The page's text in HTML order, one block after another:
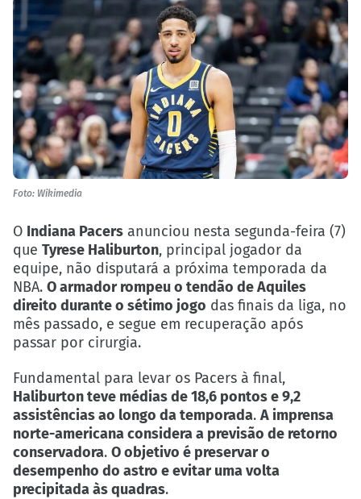
Foto: Wikimedia
O Indiana Pacers anunciou nesta segunda-feira (7)
que Tyrese Haliburton, principal jogador da
equipe, não disputará a próxima temporada da
NBA. O armador rompeu o tendão de Aquiles
direito durante o sétimo jogo das finais da liga, no
mês passado, e segue em recuperação após
passar por cirurgia.
Fundamental para levar os Pacers à final,
Haliburton teve médias de 18,6 pontos e 9,2
assistências ao longo da temporada. A imprensa
norte-americana considera a previsão de retorno
conservadora. O objetivo é preservar o
desempenho do astro e evitar uma volta
precipitada às quadras.